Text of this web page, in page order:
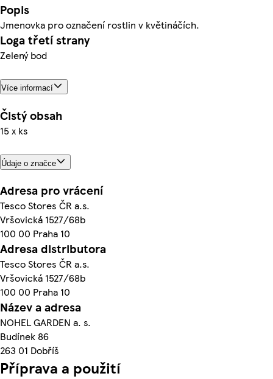
Popis
Jmenovka pro označení rostlin v květináčích.
Loga třetí strany
Zelený bod
Více informací
Čistý obsah
15 x ks
Údaje o značce
Adresa pro vrácení
Tesco Stores ČR a.s.
Vršovická 1527/68b
100 00 Praha 10
Adresa distributora
Tesco Stores ČR a.s.
Vršovická 1527/68b
100 00 Praha 10
Název a adresa
NOHEL GARDEN a. s.
Budínek 86
263 01 Dobříš
Příprava a použití